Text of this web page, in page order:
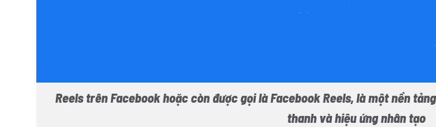
Reels trên Facebook hoặc còn được gọi là Facebook Reels, là một nền
thanh và hiệu ứng nhân tạo